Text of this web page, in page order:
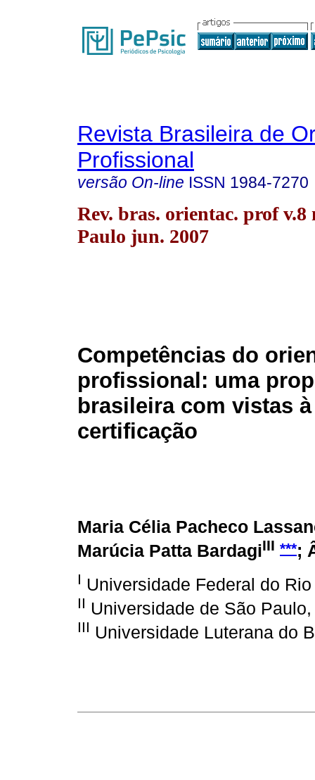
Revista Brasileira de
Profissional
versão On-line ISSN 1984-7270
Rev. bras. orientac. prof v.8
Paulo jun. 2007
Competências do
profissional: uma
brasileira com vistas
certificação
Maria Célia Pacheco
Marúcia Patta BardagiIII ***;
I Universidade Federal do
II Universidade de São
III Universidade Luterana do